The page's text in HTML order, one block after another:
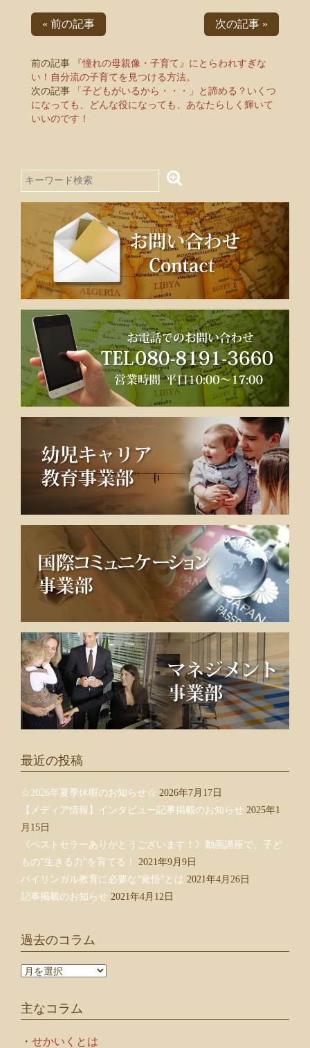
« 前の記事 次の記事 »
前の記事
『憧れの母親像・子育て』にとらわれすぎな
い！自分流の子育てを見つける方法。
次の記事
「子どもがいるから・・・」と諦める？いくつ
になっても、どんな役になっても、あなたらしく輝いて
いいのです！
最近の投稿
☆2026年夏季休暇のお知らせ☆ 2026年7月17日
【メディア情報】インタビュー記事掲載のお知らせ 2025年1
月15日
《ベストセラーありがとうございます！》動画講座で、子ど
もの”生きる力”を育てる！
2021年9月9日
バイリンガル教育に必要な”覚悟”とは 2021年4月26日
記事掲載のお知らせ 2021年4月12日
過去のコラム
過
コ
ム
主なコラム
・ せかいくとは